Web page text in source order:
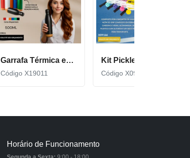
Garrafa Térmica em Inox com Fundo de Cortiça X19011
Código X19011 Código X09166
Horário de Funcionamento